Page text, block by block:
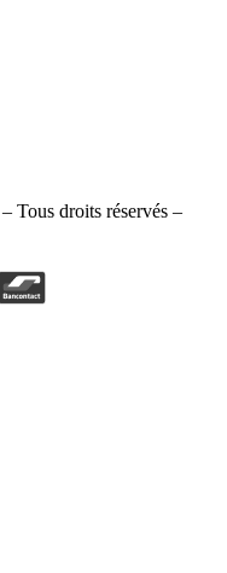
– Tous droits réservés –